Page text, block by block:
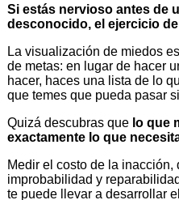
Si estás nervioso antes de
desconocido, el ejercicio
La visualización de miedos
de metas: en lugar de hacer
hacer, haces una lista de lo
que temes que pueda pasar
Quizá descubras que lo que
exactamente lo que
Medir el costo de la inacción,
improbabilidad y
te puede llevar a desarrollar